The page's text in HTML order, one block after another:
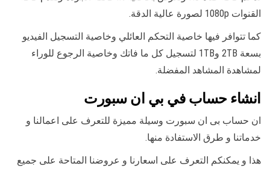
القنوات 1080p لصورة عالية الدقة.
كما تتوافر فيها خاصية التحكم العائلي وخاصية التسجيل الفيديو
بسعة 2TB و1TB لتسجيل كل ما فاتك وخاصية الرجوع للوراء
لمشاهدة المشاهد المفضلة.
انشاء حساب في بي ان سبورت
ان حساب بى ان سبورت وسيلة مميزة للتعرف على اعمالنا و
خدماتنا و طرق الاستفادة منها.
هذا و يمكنكم التعرف على اسعارنا و عروضنا المتاحة على جميع